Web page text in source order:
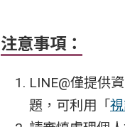
注意事項：
LINE@僅提供
題，可利用「